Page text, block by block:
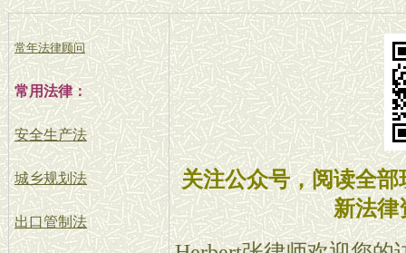
常年法律顾问
常用法律：
安全生产法
城乡规划法
出口管制法
关注公众号，阅读全
新法律